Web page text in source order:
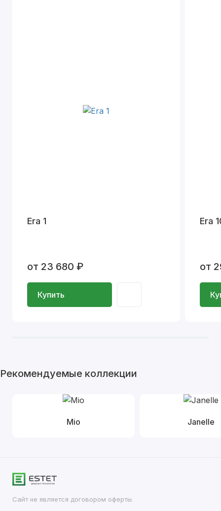
Era 1
от 23 680 ₽
Купить
Era
от
Рекомендуемые коллекции
Mio Janelle
Сайт не является договором оферты.